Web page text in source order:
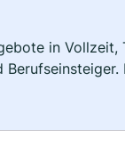
in